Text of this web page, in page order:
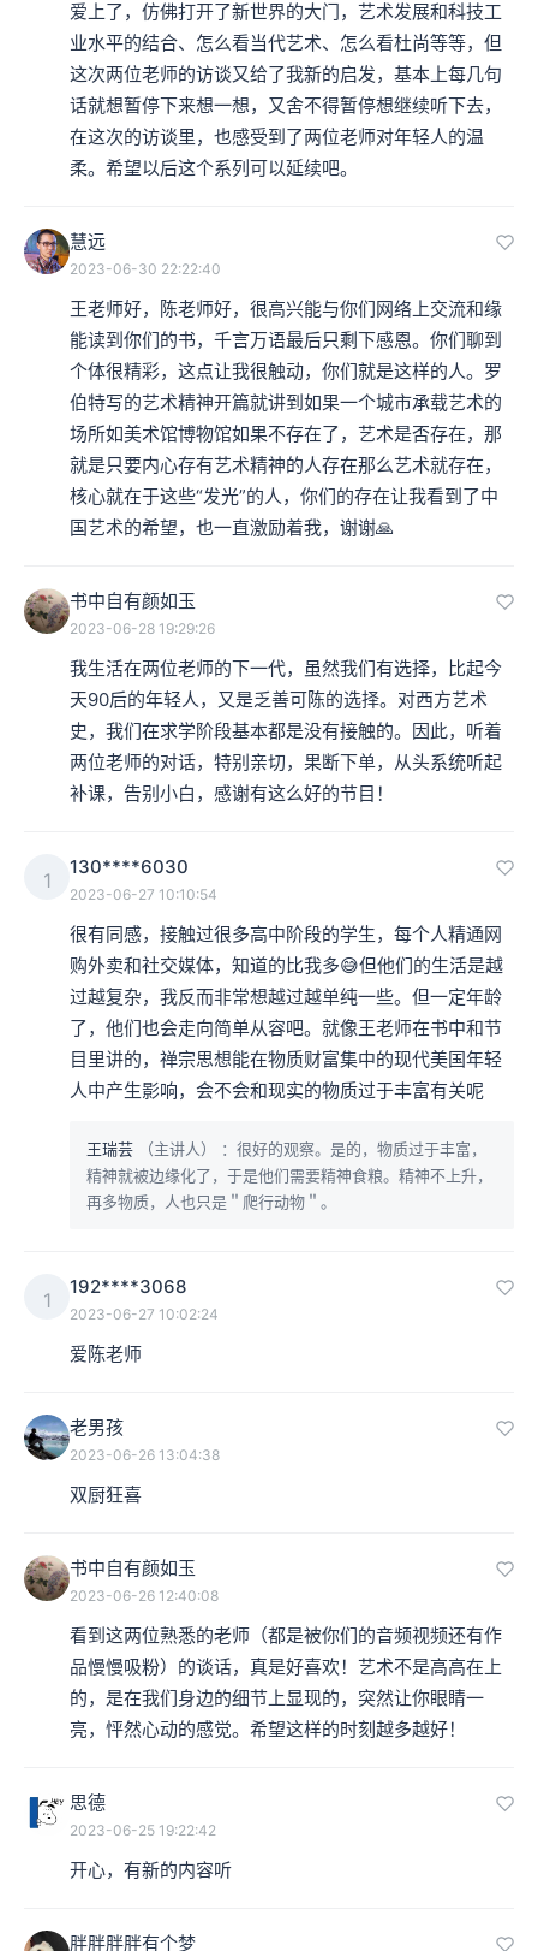
爱上了，仿佛打开了新世界的大门，艺术发展和科技工
业水平的结合、怎么看当代艺术、怎么看杜尚等等，但
这次两位老师的访谈又给了我新的启发，基本上每几句
话就想暂停下来想一想，又舍不得暂停想继续听下去，
在这次的访谈里，也感受到了两位老师对年轻人的温
柔。希望以后这个系列可以延续吧。
慧远
2023-06-30 22:22:40
王老师好，陈老师好，很高兴能与你们网络上交流和缘
能读到你们的书，千言万语最后只剩下感恩。你们聊到
个体很精彩，这点让我很触动，你们就是这样的人。罗
伯特写的艺术精神开篇就讲到如果一个城市承载艺术的
场所如美术馆博物馆如果不存在了，艺术是否存在，那
就是只要内心存有艺术精神的人存在那么艺术就存在，
核心就在于这些“发光”的人，你们的存在让我看到了中
国艺术的希望，也一直激励着我，谢谢🙏
书中自有颜如玉
2023-06-28 19:29:26
我生活在两位老师的下一代，虽然我们有选择，比起今
天90后的年轻人，又是乏善可陈的选择。对西方艺术
史，我们在求学阶段基本都是没有接触的。因此，听着
两位老师的对话，特别亲切，果断下单，从头系统听起
补课，告别小白，感谢有这么好的节目！
1
130****6030
2023-06-27 10:10:54
很有同感，接触过很多高中阶段的学生，每个人精通网
购外卖和社交媒体，知道的比我多😅但他们的生活是越
过越复杂，我反而非常想越过越单纯一些。但一定年龄
了，他们也会走向简单从容吧。就像王老师在书中和节
目里讲的，禅宗思想能在物质财富集中的现代美国年轻
人中产生影响，会不会和现实的物质过于丰富有关呢
王瑞芸 （主讲人）
：很好的观察。是的，物质过于丰富，
精神就被边缘化了，于是他们需要精神食粮。精神不上升，
再多物质，人也只是＂爬行动物＂。
1
192****3068
2023-06-27 10:02:24
爱陈老师
老男孩
2023-06-26 13:04:38
双厨狂喜
书中自有颜如玉
2023-06-26 12:40:08
看到这两位熟悉的老师（都是被你们的音频视频还有作
品慢慢吸粉）的谈话，真是好喜欢！艺术不是高高在上
的，是在我们身边的细节上显现的，突然让你眼睛一
亮，怦然心动的感觉。希望这样的时刻越多越好！
思德
2023-06-25 19:22:42
开心，有新的内容听
胖胖胖胖有个梦